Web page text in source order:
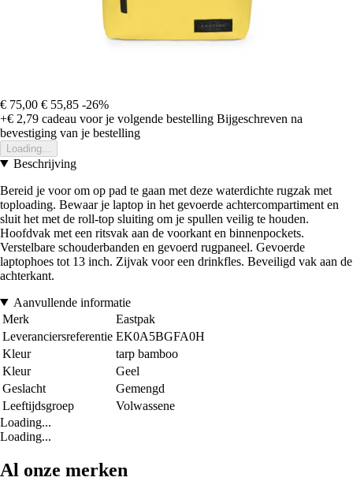
€ 75,00 € 55,85 -26%
+€ 2,79 cadeau voor je volgende bestelling Bijgeschreven na
bevestiging van je bestelling
Loading...
Beschrijving
Bereid je voor om op pad te gaan met deze waterdichte rugzak met
toploading. Bewaar je laptop in het gevoerde achtercompartiment en
sluit het met de roll-top sluiting om je spullen veilig te houden.
Hoofdvak met een ritsvak aan de voorkant en binnenpockets.
Verstelbare schouderbanden en gevoerd rugpaneel. Gevoerde
laptophoes tot 13 inch. Zijvak voor een drinkfles. Beveiligd vak aan de
achterkant.
Aanvullende informatie
Merk
Eastpak
Leveranciersreferentie EK0A5BGFA0H
Kleur
tarp bamboo
Kleur
Geel
Geslacht
Gemengd
Leeftijdsgroep
Volwassene
Loading...
Loading...
Al onze merken